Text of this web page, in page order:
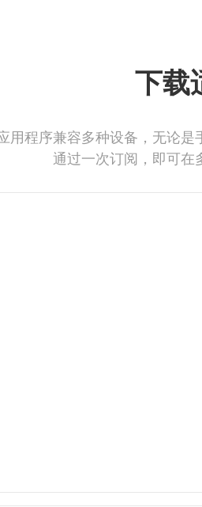
下载
用程序兼容多种设备，无论是
通过一次订阅，即可在